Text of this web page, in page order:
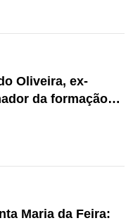
Oliveira, ex-
da formação
Maria da Feira: